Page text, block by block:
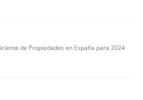
de Propiedades en España para 2024